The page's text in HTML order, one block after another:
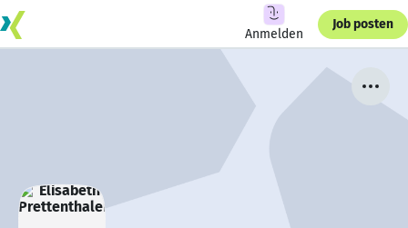
Anmelden
Job posten